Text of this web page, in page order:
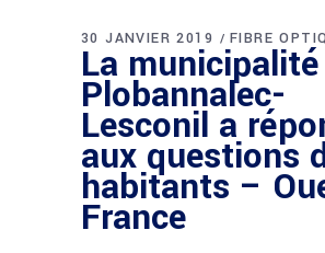
30 JANVIER 2019 FIBRE
La
Plobannalec-
Lesconil a
aux questions
habitants –
France